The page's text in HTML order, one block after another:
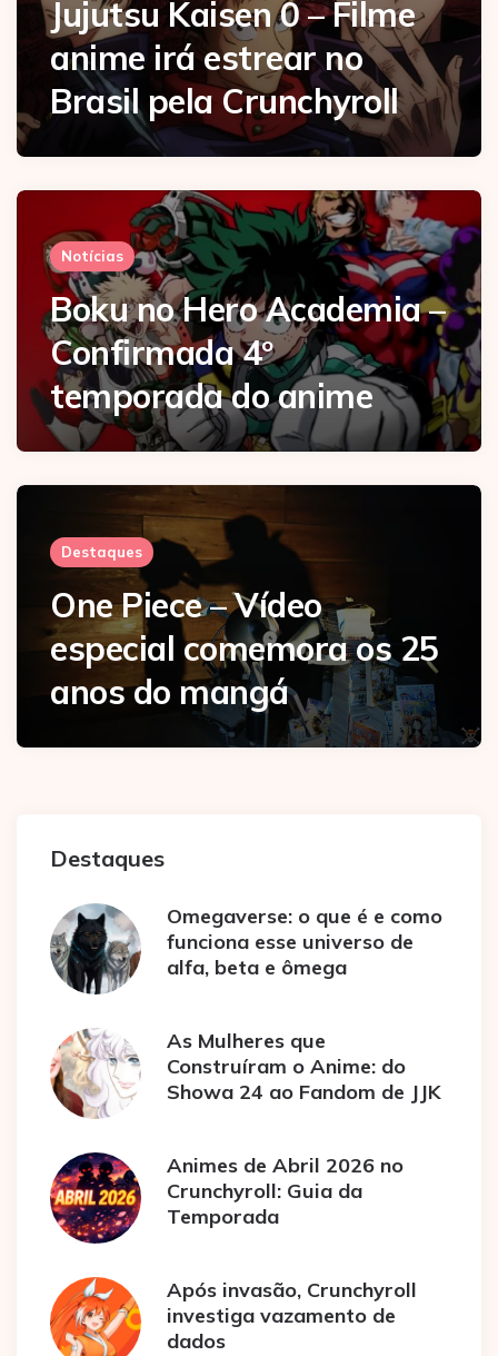
Jujutsu Kaisen 0 – Filme
anime irá estrear no
Brasil pela Crunchyroll
Notícias
Boku no Hero Academia –
Confirmada 4º
temporada do anime
Destaques
One Piece – Vídeo
especial comemora os 25
anos do mangá
Destaques
Omegaverse: o que é e como
funciona esse universo de
alfa, beta e ômega
As Mulheres que
Construíram o Anime: do
Showa 24 ao Fandom de JJK
Animes de Abril 2026 no
Crunchyroll: Guia da
Temporada
Após invasão, Crunchyroll
investiga vazamento de
dados